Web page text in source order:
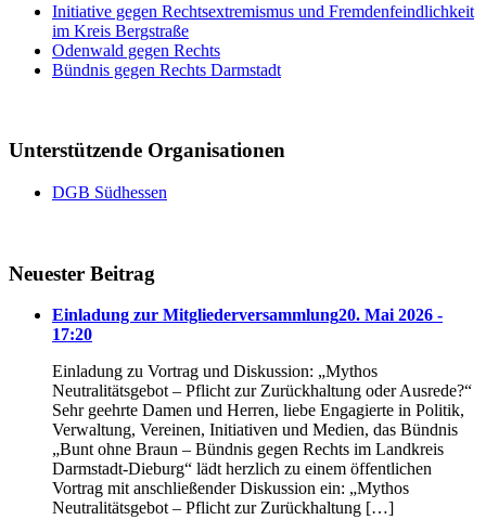
Initiative gegen Rechtsextremismus und Fremdenfeindlichkeit
im Kreis Bergstraße
Odenwald gegen Rechts
Bündnis gegen Rechts Darmstadt
Unterstützende Organisationen
DGB Südhessen
Neuester Beitrag
Einladung zur Mitgliederversammlung20. Mai 2026 -
17:20
Einladung zu Vortrag und Diskussion: „Mythos
Neutralitätsgebot – Pflicht zur Zurückhaltung oder Ausrede?“
Sehr geehrte Damen und Herren, liebe Engagierte in Politik,
Verwaltung, Vereinen, Initiativen und Medien, das Bündnis
„Bunt ohne Braun – Bündnis gegen Rechts im Landkreis
Darmstadt-Dieburg“ lädt herzlich zu einem öffentlichen
Vortrag mit anschließender Diskussion ein: „Mythos
Neutralitätsgebot – Pflicht zur Zurückhaltung […]